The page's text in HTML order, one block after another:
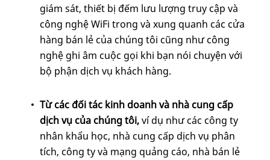
giám sát, thiết bị đếm lưu lượng truy cập và
công nghệ WiFi trong và xung quanh các cửa
hàng bán lẻ của chúng tôi cũng như công
nghệ ghi âm cuộc gọi khi bạn nói chuyện với
bộ phận dịch vụ khách hàng.
Từ các đối tác kinh doanh và nhà cung cấp
dịch vụ của chúng tôi,ví dụ như các công ty
nhân khẩu học, nhà cung cấp dịch vụ phân
tích, công ty và mạng quảng cáo, nhà bán lẻ